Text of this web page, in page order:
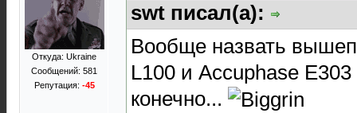
Откуда: Ukraine
Сообщений: 581
Репутация: -45
swt писал(а):
Вообще назвать
L100 и Ассuphase
конечно...